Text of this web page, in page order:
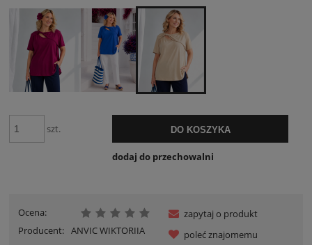
szt. DO KOSZYKA
dodaj do przechowalni
Ocena:
Producent: ANVIC WIKTORIIA
zapytaj o produkt
poleć znajomemu